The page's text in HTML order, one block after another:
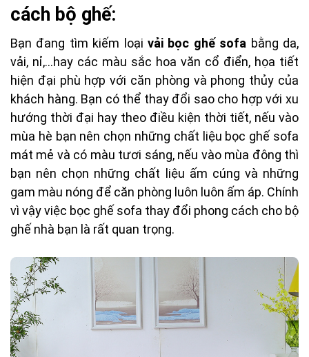
cách bộ ghế:
Bạn đang tìm kiếm loại vải bọc ghế sofa bằng da,
vải, nỉ,...hay các màu sắc hoa văn cổ điển, họa tiết
hiện đại phù hợp với căn phòng và phong thủy của
khách hàng. Bạn có thể thay đổi sao cho hợp với xu
hướng thời đại hay theo điều kiện thời tiết, nếu vào
mùa hè bạn nên chọn những chất liệu bọc ghế sofa
mát mẻ và có màu tươi sáng, nếu vào mùa đông thì
bạn nên chọn những chất liệu ấm cúng và những
gam màu nóng để căn phòng luôn luôn ấm áp. Chính
vì vậy việc bọc ghế sofa thay đổi phong cách cho bộ
ghế nhà bạn là rất quan trọng.